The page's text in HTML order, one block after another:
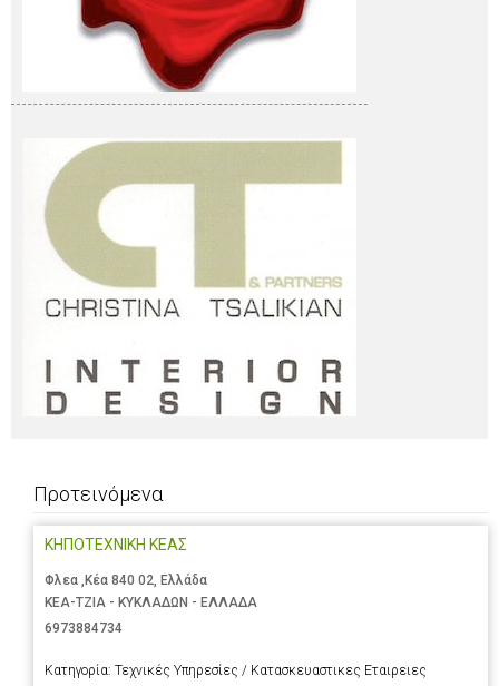
Προτεινόμενα
ΚΗΠΟΤΕΧΝΙΚΗ ΚΕΑΣ
Φλεα ,Κέα 840 02, Ελλάδα
ΚΕΑ-ΤΖΙΑ - ΚΥΚΛΑΔΩΝ - ΕΛΛΑΔΑ
6973884734
Κατηγορία: Τεχνικές Υπηρεσίες / Κατασκευαστικες Εταιρειες